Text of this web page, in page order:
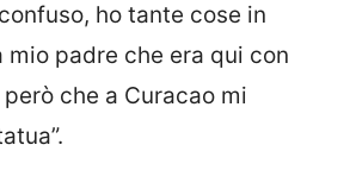
ho tante cose in
mio padre che era qui con
che a Curacao mi